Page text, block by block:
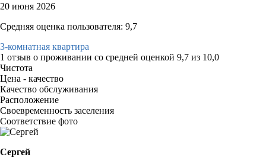
20 июня 2026
Средняя оценка пользователя: 9,7
3-комнатная квартира
1 отзыв о проживании со средней оценкой 9,7 из 10,0
Чистота
Цена - качество
Качество обслуживания
Расположение
Своевременность заселения
Соответствие фото
Сергей